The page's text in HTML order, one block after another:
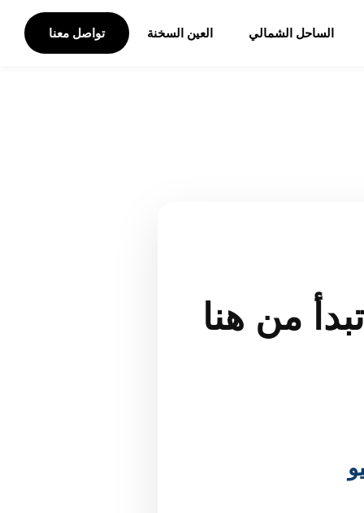
الساحل الشمالي العين السخنة تواصل معنا
من هنا